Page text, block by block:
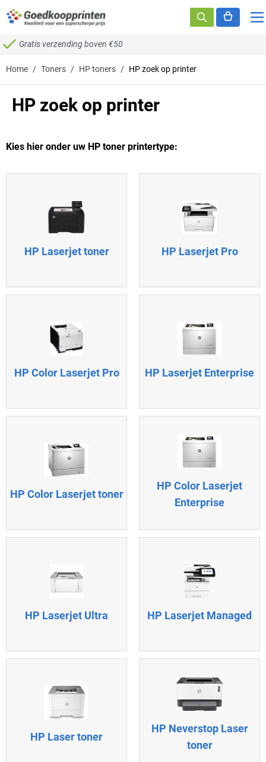
Ga naar de inhoud
Gratis verzending boven €50
Home / Toners / HP toners / HP zoek op printer
HP zoek op printer
Kies hier onder uw HP toner printertype:
HP Laserjet toner HP Laserjet Pro
HP Color Laserjet Pro HP Laserjet Enterprise
HP Color Laserjet toner
HP Color Laserjet
Enterprise
HP Laserjet Ultra HP Laserjet Managed
HP Laser toner
HP Neverstop Laser
toner